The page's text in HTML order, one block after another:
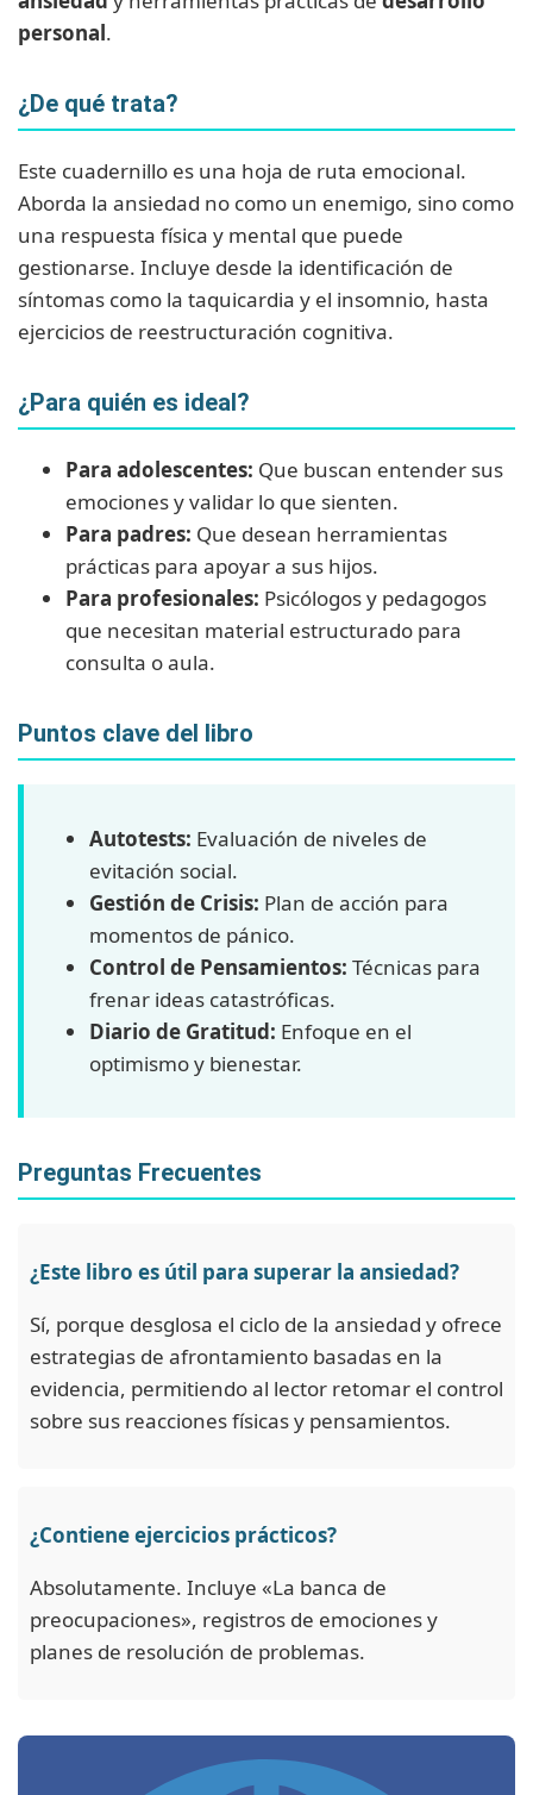
personal.
¿De qué trata?
Este cuadernillo es una hoja de ruta emocional.
Aborda la ansiedad no como un enemigo, sino como
una respuesta física y mental que puede
gestionarse. Incluye desde la identificación de
síntomas como la taquicardia y el insomnio, hasta
ejercicios de reestructuración cognitiva.
¿Para quién es ideal?
Para adolescentes: Que buscan entender sus
emociones y validar lo que sienten.
Para padres: Que desean herramientas
prácticas para apoyar a sus hijos.
Para profesionales: Psicólogos y pedagogos
que necesitan material estructurado para
consulta o aula.
Puntos clave del libro
Autotests: Evaluación de niveles de
evitación social.
Gestión de Crisis: Plan de acción para
momentos de pánico.
Control de Pensamientos: Técnicas para
frenar ideas catastróficas.
Diario de Gratitud: Enfoque en el
optimismo y bienestar.
Preguntas Frecuentes
¿Este libro es útil para superar la ansiedad?
Sí, porque desglosa el ciclo de la ansiedad y ofrece
estrategias de afrontamiento basadas en la
evidencia, permitiendo al lector retomar el control
sobre sus reacciones físicas y pensamientos.
¿Contiene ejercicios prácticos?
Absolutamente. Incluye «La banca de
preocupaciones», registros de emociones y
planes de resolución de problemas.